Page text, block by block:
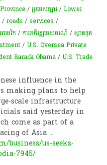
/ប្រទេសឡាវ /Lower
/roads /services /
មេរិក /ការអភិវឌ្ឍទេសចរណ៍ /ស្ថានទូត
/U.S. Oversea Private
Barack Obama /U.S. Trade
influence in the
making plans to help
scale infrastructure
said yesterday in
come as part of a
of Asia...
business/us-seeks-
7945/